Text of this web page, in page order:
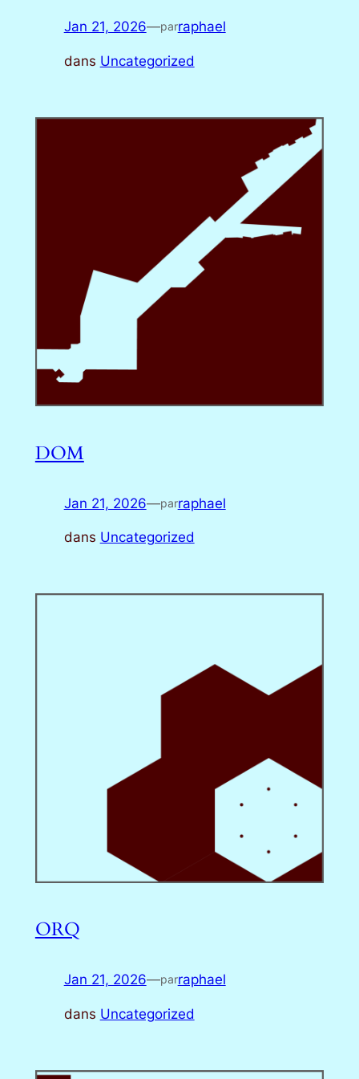
Jan 21, 2026—parraphael
dans Uncategorized
DOM
Jan 21, 2026—parraphael
dans Uncategorized
ORQ
Jan 21, 2026—parraphael
dans Uncategorized